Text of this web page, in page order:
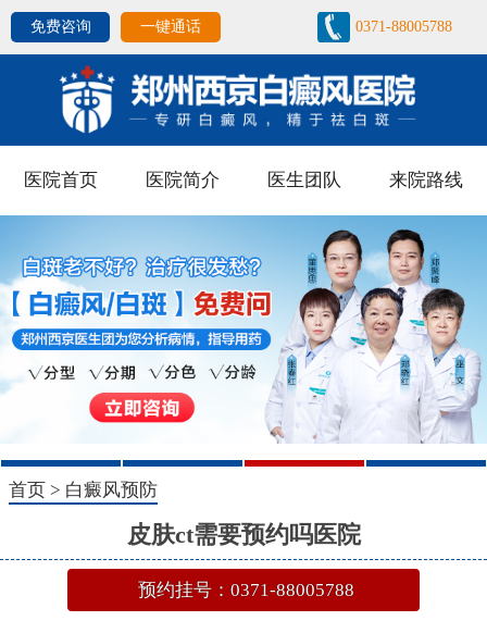
免费咨询 一键通话 0371-88005788
医院首页 医院简介 医生团队 来院路线
1 2 3 4
首页 > 白癜风预防
皮肤ct需要预约吗医院
预约挂号：0371-88005788